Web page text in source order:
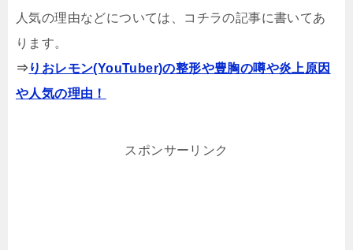
人気の理由などについては、コチラの記事に書いてあ
ります。
⇒ りおレモン(YouTuber)の整形や豊胸の噂や炎上原因
や人気の理由！
スポンサーリンク